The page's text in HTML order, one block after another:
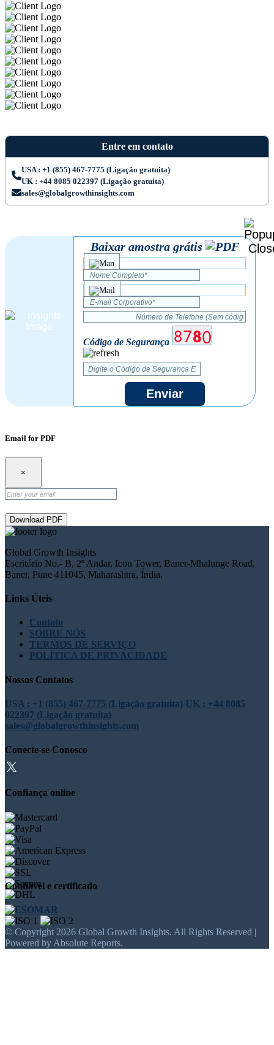
Entre em contato
USA : +1 (855) 467-7775 (Ligação gratuita)
UK : +44 8085 022397 (Ligação gratuita)
sales@globalgrowthinsights.com
Baixar amostra grátis
Código de Segurança
Enviar
Email for PDF
×
Download PDF
Global Growth Insights
Escritório No.- B, 2º Andar, Icon Tower, Baner-Mhalunge Road,
Baner, Pune 411045, Maharashtra, Índia.
Links Úteis
Contato
SOBRE NÓS
TERMOS DE SERVIÇO
POLÍTICA DE PRIVACIDADE
Nossos Contatos
USA : +1 (855) 467-7775 (Ligação gratuita) UK : +44 8085
022397 (Ligação gratuita)
sales@globalgrowthinsights.com
Conecte-se Conosco
Confiança online
Confiável e certificado
© Copyright 2026 Global Growth Insights. All Rights Reserved |
Powered by Absolute Reports.